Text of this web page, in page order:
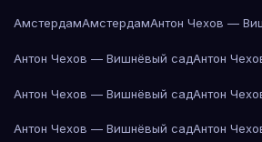
АмстердамАмстердамАнтон Чехов —
Антон Чехов — Вишнёвый садАнтон
Антон Чехов — Вишнёвый садАнтон
Антон Чехов — Вишнёвый садАнтон